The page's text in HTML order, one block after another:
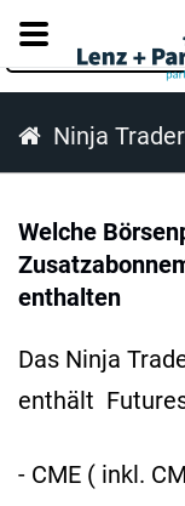
Ninja Trader
Welche
enthalten
Das Ninja
enthält
- CME ( inkl.